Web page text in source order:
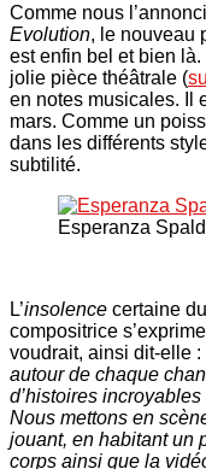
Comme nous
Evolution, le nouveau
est enfin bel et bien
jolie pièce théâtrale (
en notes musicales. Il
mars. Comme un
dans les différents
subtilité.
Esperanza
L’insolence certaine
compositrice
voudrait, ainsi dit-elle :
autour de chaque
d’histoires
Nous mettons en
jouant, en habitant un
corps ainsi que la